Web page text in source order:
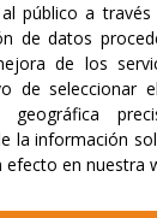
público a
de datos
de los
de seleccionar
la información
efecto en nuestra